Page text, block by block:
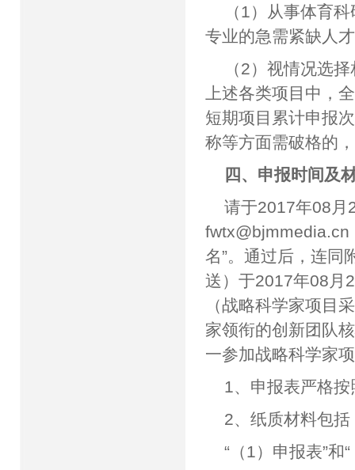
（1）从事体育
专业的急需紧缺人
（2）视情况选
上述各类项目中，
短期项目累计申报
称等方面需破格的
四、申报时间及
请于2017年08月
fwtx@bjmmedia.cn
名”。通过后，连同
送）于2017年08月
（战略科学家项目
家领衔的创新团队
一参加战略科学家
1、申报表严格
2、纸质材料包括
“（1）申报表”和